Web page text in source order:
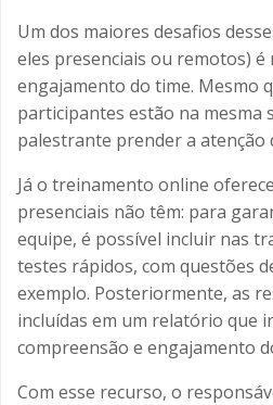
Um dos maiores desafios
eles presenciais ou remotos) é
engajamento do time. Mesmo
participantes estão na mesma
palestrante prender a atenção
Já o treinamento online
presenciais não têm: para
equipe, é possível incluir nas
testes rápidos, com questões
exemplo. Posteriormente, as
incluídas em um relatório que
compreensão e engajamento
Com esse recurso, o